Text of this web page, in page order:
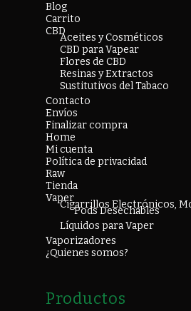
Blog
Carrito
CBD
Aceites y Cosméticos
CBD para Vapear
Flores de CBD
Resinas y Extractos
Sustitutivos del Tabaco
Contacto
Envíos
Finalizar compra
Home
Mi cuenta
Política de privacidad
Raw
Tienda
Vaper
Cigarrillos Electrónicos,
Pods Desechables
Líquidos para Vaper
Vaporizadores
¿Quienes somos?
Productos